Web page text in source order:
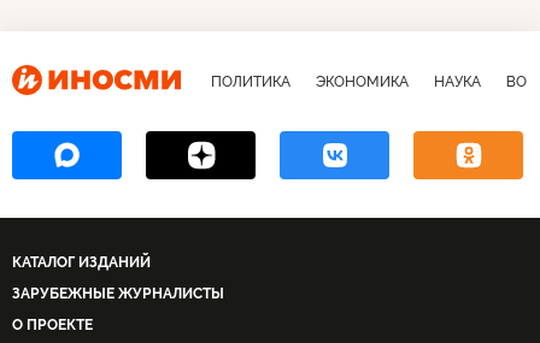
ПОЛИТИКА ЭКОНОМИКА НАУКА
КАТАЛОГ ИЗДАНИЙ
ЗАРУБЕЖНЫЕ ЖУРНАЛИСТЫ
О ПРОЕКТЕ